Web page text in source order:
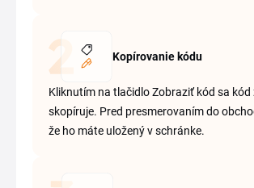
Kopírovanie kódu
Kliknutím na tlačidlo Zobraziť kód sa kód
skopíruje. Pred presmerovaním do
že ho máte uložený v schránke.